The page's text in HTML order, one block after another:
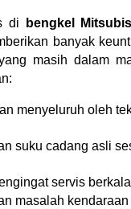
di
bengkel
banyak
masih dalam
menyeluruh oleh
suku cadang asli
servis berkala
masalah kendaraan